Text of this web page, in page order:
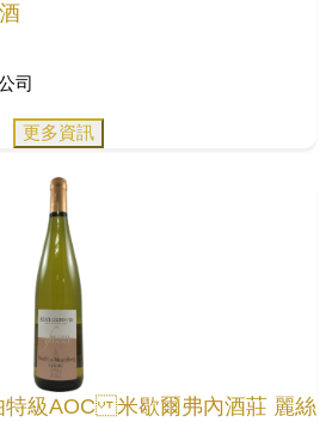
司
更多資訊
特級AOC 米歇爾弗內酒莊 麗絲